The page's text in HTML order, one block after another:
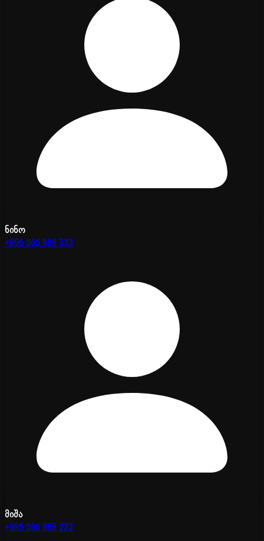
ნინო
+995 585 888 333
მიშა
+995 585 888 222